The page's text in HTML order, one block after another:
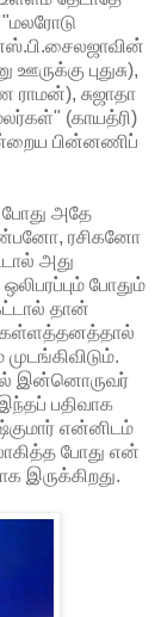
புதுசு),
சுஜாதா
(காயத்ரி)
பின்னணிப்
போது அதே
ரசிகனோ
அது
போதும்
தான்
கள்ளத்தனத்தால்
இன்னொருவர்
இந்தப் பதிவாக
என்னிடம்
போது என்
இருக்கிறது.